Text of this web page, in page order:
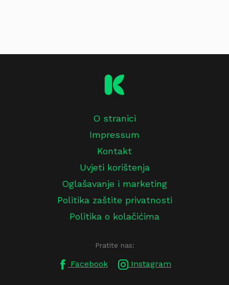
O stranici
Impressum
Kontakt
Uvjeti korištenja
Oglašavanje i marketing
Politika zaštite privatnosti
Politika o kolačićima
Pratite nas:
Facebook Instagram